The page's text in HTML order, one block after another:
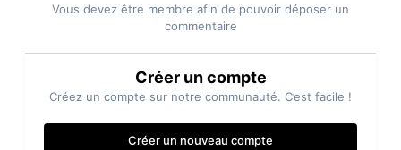
Vous devez être membre afin de pouvoir déposer un
commentaire
Créer un compte
Créez un compte sur notre communauté. C’est facile !
Créer un nouveau compte